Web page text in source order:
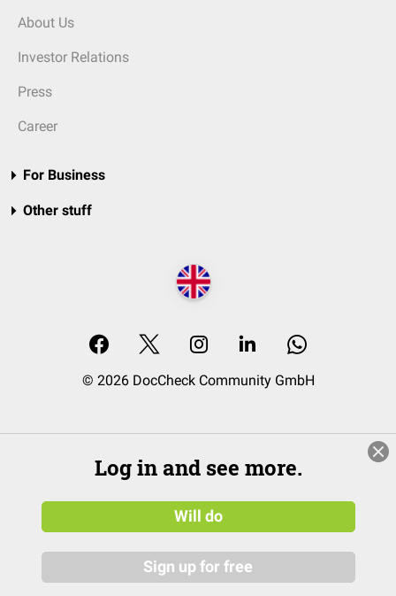
About Us
Investor Relations
Press
Career
For Business
Other stuff
© 2026 DocCheck Community GmbH
Log in and see more.
Will do
Sign up for free